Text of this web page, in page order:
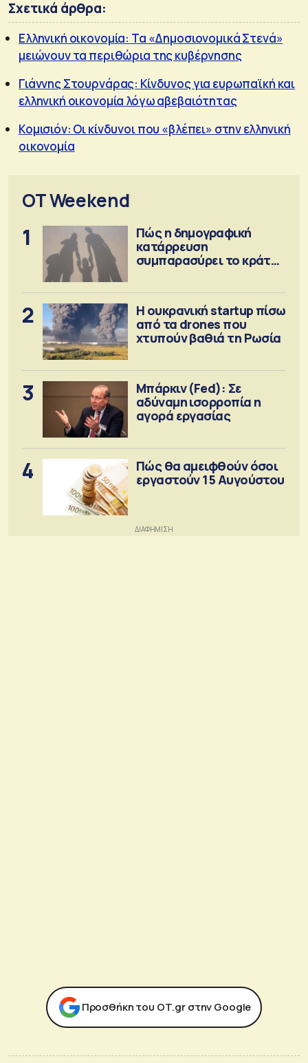
Σχετικά άρθρα:
Ελληνική οικονομία: Τα «Δημοσιονομικά Στενά»
μειώνουν τα περιθώρια της κυβέρνησης
Γιάννης Στουρνάρας: Κίνδυνος για ευρωπαϊκή και
ελληνική οικονομία λόγω αβεβαιότητας
Κομισιόν: Οι κίνδυνοι που «βλέπει» στην ελληνική
οικονομία
OT Weekend
1
Πώς η δημογραφική
κατάρρευση
συμπαρασύρει το κράτος
2
Η ουκρανική startup πίσω
από τα drones που
χτυπούν βαθιά τη Ρωσία
3
Μπάρκιν (Fed): Σε
αδύναμη ισορροπία η
αγορά εργασίας
4
Πώς θα αμειφθούν όσοι
εργαστούν 15 Αυγούστου
Προσθήκη του ΟΤ.gr στην Google